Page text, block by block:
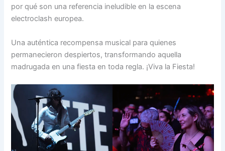
por qué son una referencia ineludible en la escena
electroclash europea.
Una auténtica recompensa musical para quienes
permanecieron despiertos, transformando aquella
madrugada en una fiesta en toda regla. ¡Viva la Fiesta!